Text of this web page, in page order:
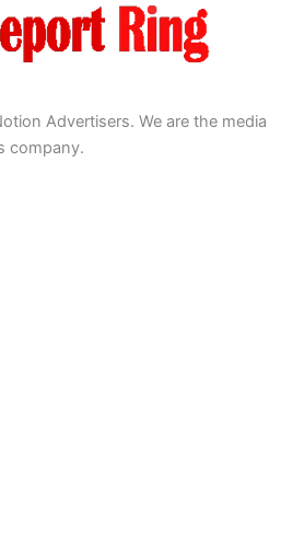
Advertisers. We are the media
company.